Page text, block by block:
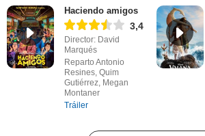
Haciendo amigos
3,4
Director: David
Marqués
Reparto Antonio
Resines, Quim
Gutiérrez, Megan
Montaner
Tráiler